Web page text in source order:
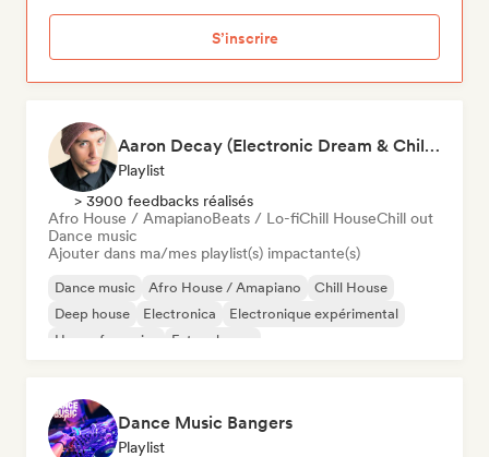
S’inscrire
Aaron Decay (Electronic Dream & Chill Electronic Dream playlists)
Playlist
> 3900 feedbacks réalisés
Afro House / AmapianoBeats / Lo-fiChill HouseChill out
Dance music
Ajouter dans ma/mes playlist(s) impactante(s)
Dance music Afro House / Amapiano
Chill House
Deep house
Electronica
Electronique expérimental
House française
Future house
Dance Music Bangers
Playlist